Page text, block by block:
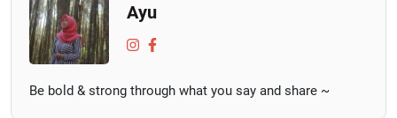
Ayu
Be bold & strong through what you say and share ~